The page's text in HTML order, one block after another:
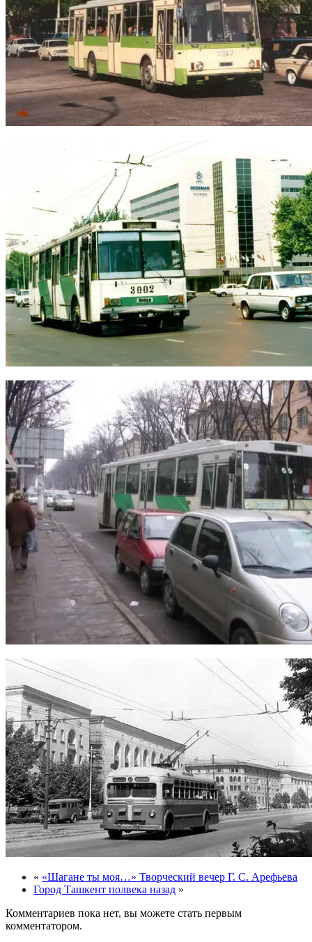
« «Шагане ты моя…» Творческий вечер Г. С. Арефьева
Город Ташкент полвека назад »
Комментариев пока нет, вы можете стать первым
комментатором.